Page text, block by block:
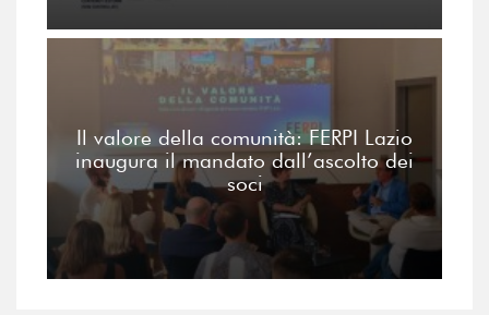
Il valore della comunità: FERPI Lazio
inaugura il mandato dall’ascolto dei
soci